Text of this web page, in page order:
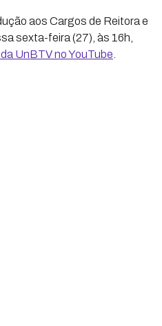
aos Cargos de Reitora e
sexta-feira (27), às 16h,
UnBTV no YouTube